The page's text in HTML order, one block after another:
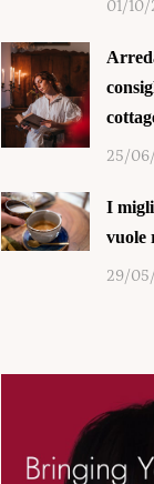
01/
25/
I
vuole
29/